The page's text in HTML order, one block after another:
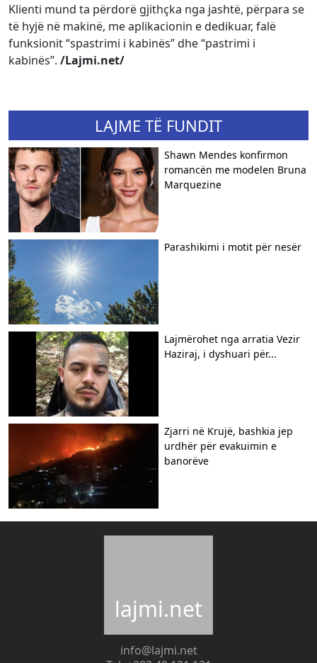
Klienti mund ta përdorë gjithçka nga jashtë, përpara se
të hyjë në makinë, me aplikacionin e dedikuar, falë
funksionit “spastrimi i kabinës” dhe “pastrimi i
kabinës”. /Lajmi.net/
LAJME TË FUNDIT
Shawn Mendes konfirmon
romancën me modelen Bruna
Marquezine
Parashikimi i motit për nesër
Lajmërohet nga arratia Vezir
Haziraj, i dyshuari për...
Zjarri në Krujë, bashkia jep
urdhër për evakuimin e
banorëve
lajmi.net
info@lajmi.net